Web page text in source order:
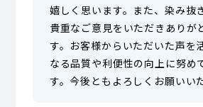
嬉しく思います。また、染み抜
貴重なご意見をいただきありが
す。お客様からいただいた声を
なる品質や利便性の向上に努め
す。今後ともよろしくお願いい